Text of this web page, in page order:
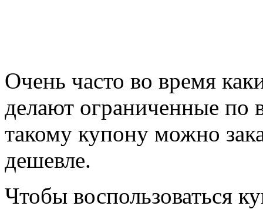
Очень часто во время
делают ограниченные
такому купону можно
дешевле.
Чтобы воспользоваться